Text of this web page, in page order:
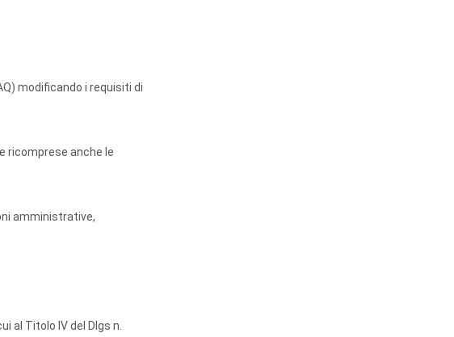
modificando i requisiti di
ricomprese anche le
amministrative,
al Titolo IV del Dlgs n.